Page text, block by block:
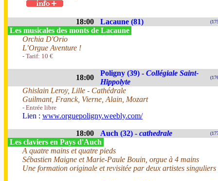
18:00 Lacaune (81)
Les musicales des monts de Lacaune
Orchia D'Orio
L’Orgue Aventure !
- Tarif: 10 €
18:00
Poligny (39) - Collégiale Saint-
Hippolyte
Ghislain Leroy, Lille - Cathédrale
Guilmant, Franck, Vierne, Alain, Mozart
- Entrée libre
Lien : www.orguepoligny.weebly.com/
18:00 Auch (32) - cathedrale
Les claviers en Pays d'Auch
A quatre mains et quatre pieds
Sébastien Maigne et Marie-Paule Bouin, orgue à 4 mains
Une formation originale et revisitée par deux artistes singuliers